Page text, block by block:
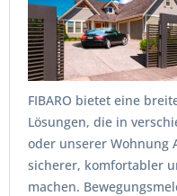
FIBARO bietet eine
Lösungen, die in
oder unserer Wohnung
sicherer, komfortabler
machen.